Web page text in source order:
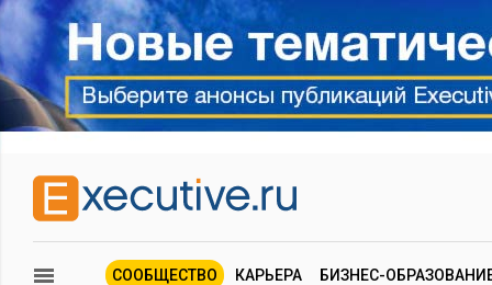
СООБЩЕСТВО КАРЬЕРА БИЗНЕС-